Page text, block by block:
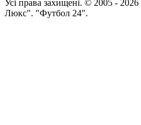
Усi права захищенi. © 2005 - 2026
Люкс". "Футбол 24".